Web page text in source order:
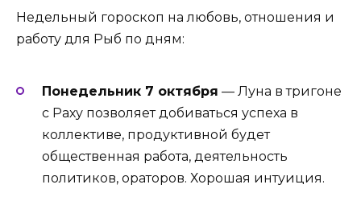
Недельный гороскоп на любовь, отношения и
работу для Рыб по дням:
Понедельник 7 октября — Луна в тригоне
с Раху позволяет добиваться успеха в
коллективе, продуктивной будет
общественная работа, деятельность
политиков, ораторов. Хорошая интуиция.